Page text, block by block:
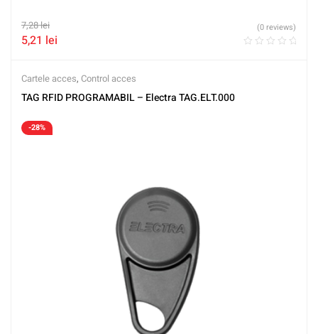
7,28lei
5,21 lei
(0 reviews)
Cartele acces, Control acces
TAG RFID PROGRAMABIL – Electra TAG.ELT.000
-28%